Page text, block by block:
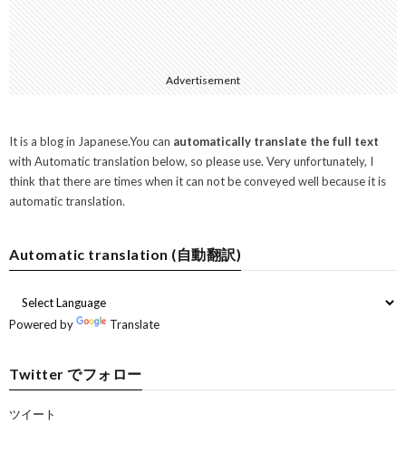
Advertisement
It is a blog in Japanese.You can automatically translate the full text
with Automatic translation below, so please use. Very unfortunately, I
think that there are times when it can not be conveyed well because it is
automatic translation.
Automatic translation (自動翻訳)
Powered by Translate
Twitter でフォロー
ツイート